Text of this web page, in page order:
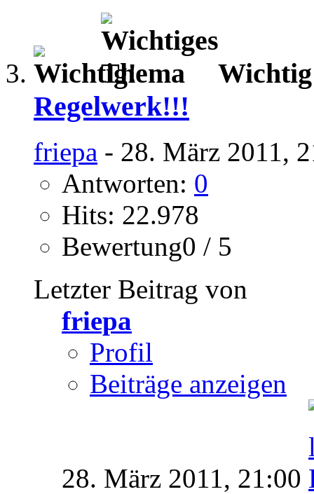
Regelwerk!!!
friepa - 28. März 2011,
Antworten: 0
Hits: 22.978
Bewertung0 / 5
Letzter Beitrag von
friepa
Profil
Beiträge anzeigen
28. März 2011, 21:00